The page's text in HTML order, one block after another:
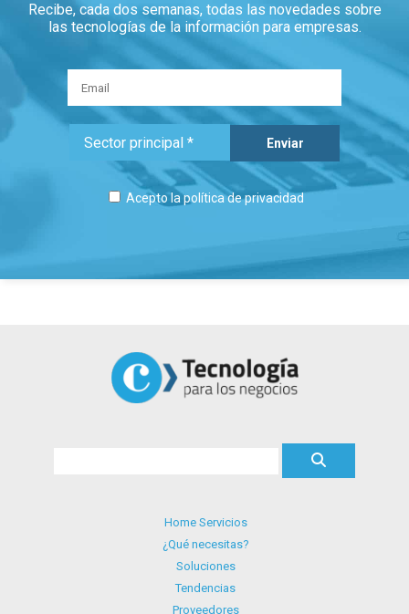
Recibe, cada dos semanas, todas las novedades sobre
las tecnologías de la información para empresas.
Acepto lapolítica de privacidad
Home Servicios
¿Qué necesitas?
Soluciones
Tendencias
Proveedores